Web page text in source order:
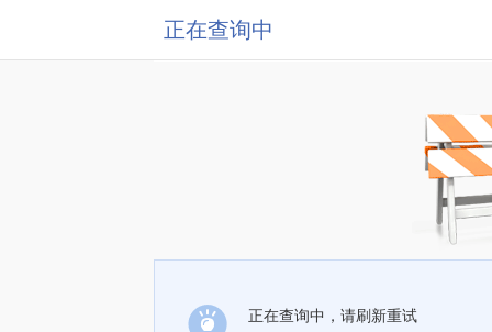
正在查询中
正在查询中，请刷新重试